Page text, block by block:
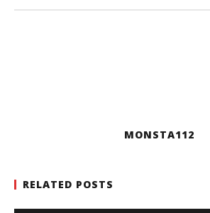
MONSTA112
RELATED POSTS